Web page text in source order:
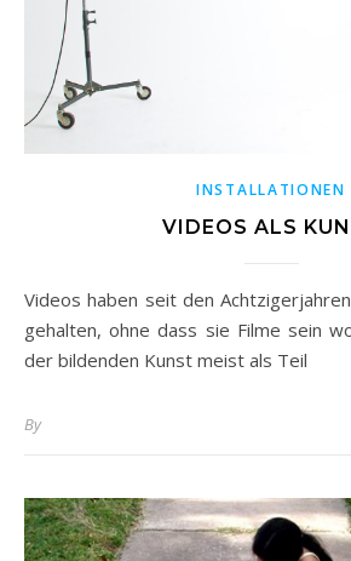
INSTALLATIONEN
VIDEOS ALS
Videos haben seit den Achtzigerjahren Einzug in die Kunst
gehalten, ohne dass sie Filme sein
der bildenden Kunst meist als Teil
By